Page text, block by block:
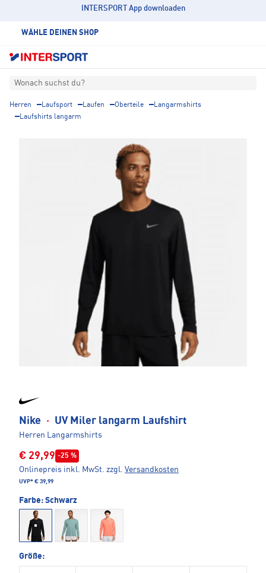
INTERSPORT App downloaden
WÄHLE DEINEN SHOP
Wonach suchst du?
Herren Laufsport Laufen Oberteile
Langarmshirts
Laufshirts langarm
Nike · UV Miler langarm Laufshirt
Herren Langarmshirts
€ 29,99 -25 %
Onlinepreis inkl. MwSt. zzgl. Versandkosten
UVP* € 39,99
Farbe: Schwarz
Größe: